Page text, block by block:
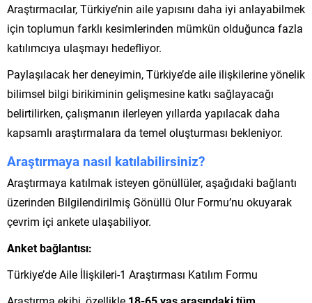
Araştırmacılar, Türkiye’nin aile yapısını daha iyi anlayabilmek
için toplumun farklı kesimlerinden mümkün olduğunca fazla
katılımcıya ulaşmayı hedefliyor.
Paylaşılacak her deneyimin, Türkiye’de aile ilişkilerine yönelik
bilimsel bilgi birikiminin gelişmesine katkı sağlayacağı
belirtilirken, çalışmanın ilerleyen yıllarda yapılacak daha
kapsamlı araştırmalara da temel oluşturması bekleniyor.
Araştırmaya nasıl katılabilirsiniz?
Araştırmaya katılmak isteyen gönüllüler, aşağıdaki bağlantı
üzerinden Bilgilendirilmiş Gönüllü Olur Formu’nu okuyarak
çevrim içi ankete ulaşabiliyor.
Anket bağlantısı:
Türkiye’de Aile İlişkileri-1 Araştırması Katılım Formu